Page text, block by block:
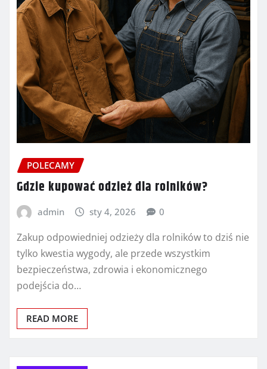
POLECAMY
Gdzie kupować odzież dla rolników?
admin sty 4, 2026 0
Zakup odpowiedniej odzieży dla rolników to dziś nie
tylko kwestia wygody, ale przede wszystkim
bezpieczeństwa, zdrowia i ekonomicznego
podejścia do…
READ MORE